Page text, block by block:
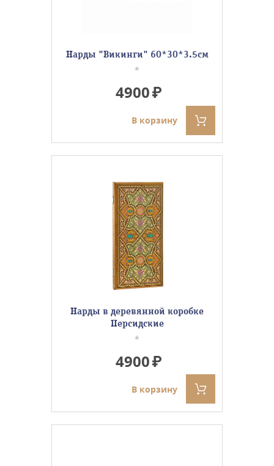
Нарды "Викинги" 60*30*3.5см
*
4900
В корзину
Нарды в деревянной коробке
Персидские
*
4900
В корзину